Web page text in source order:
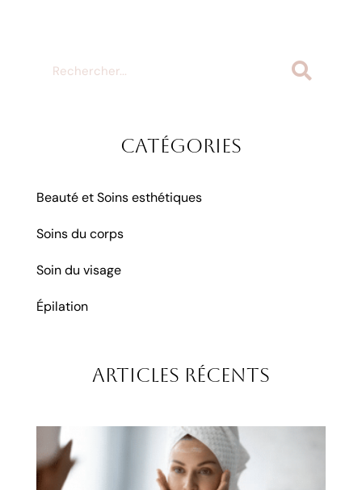
Catégories
Beauté et Soins esthétiques
Soins du corps
Soin du visage
Épilation
Articles récents